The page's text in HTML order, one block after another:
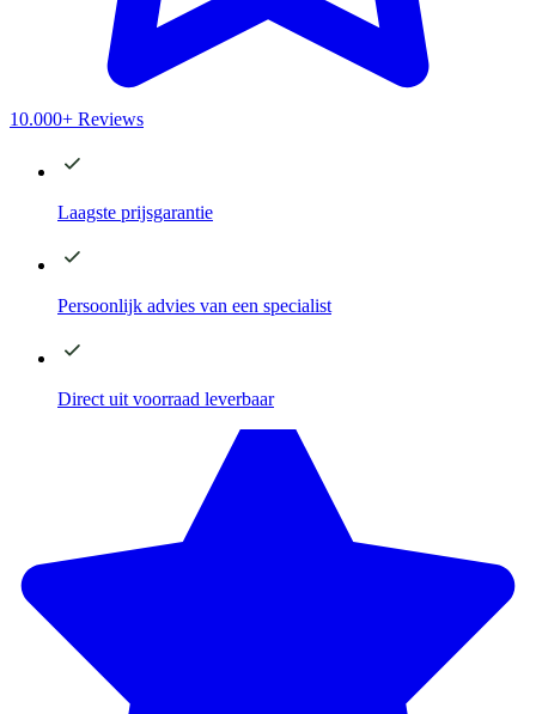
10.000+ Reviews
Laagste prijsgarantie
Persoonlijk advies van een specialist
Direct uit voorraad leverbaar